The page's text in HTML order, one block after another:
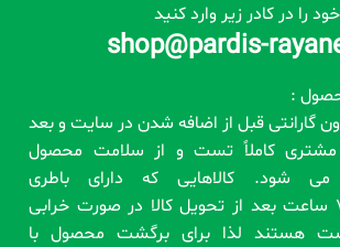
خود را در کادر زیر وارد کنید
:
گارانتی قبل از اضافه شدن در سایت و بعد
کاملاً تست و از سلامت محصول
می شود. کالاهایی که دارای باطری
شارژی هستند 72 ساعت بعد از تحویل کالا در صورت خرابی
هستند لذا برای برگشت محصول با